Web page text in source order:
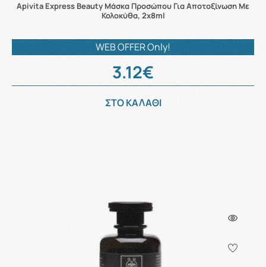
Apivita Express Beauty Μάσκα Προσώπου Για Αποτοξίνωση Με
Κολοκύθα, 2x8ml
WEB OFFER Only!
3.12€
ΣΤΟ ΚΑΛΑΘΙ